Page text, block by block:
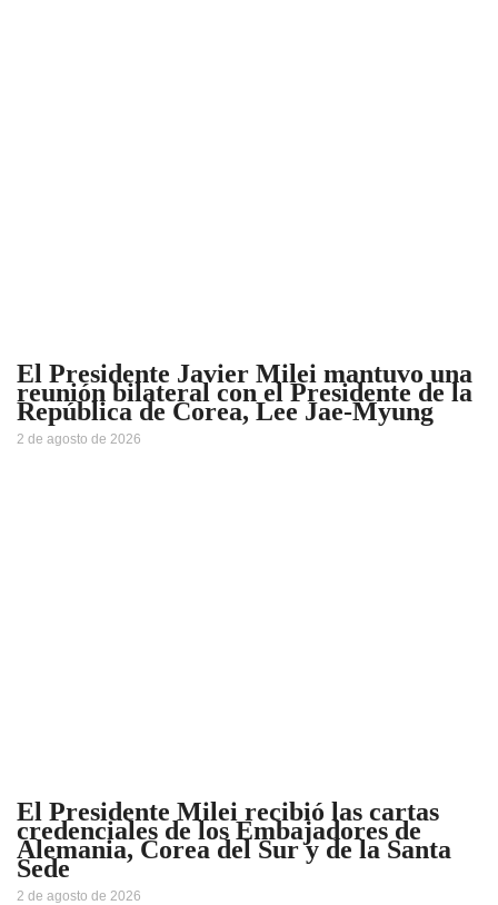
El Presidente Javier Milei mantuvo una
reunión bilateral con el Presidente de la
República de Corea, Lee Jae-Myung
2 de agosto de 2026
El Presidente Milei recibió las cartas
credenciales de los Embajadores de
Alemania, Corea del Sur y de la Santa
Sede
2 de agosto de 2026